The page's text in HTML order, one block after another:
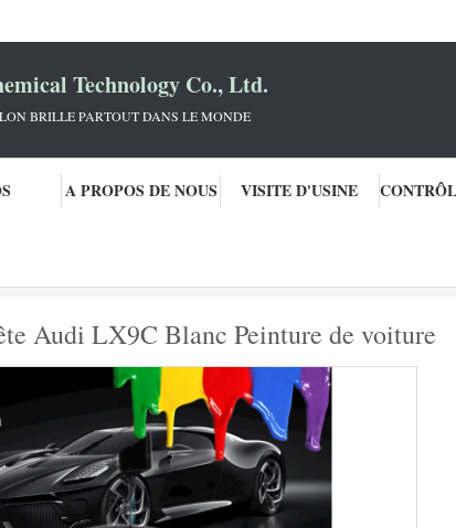
Technology Co., Ltd.
BRILLE PARTOUT DANS LE MONDE
A PROPOS DE NOUS VISITE D'USINE
Audi LX9C Blanc Peinture de voiture